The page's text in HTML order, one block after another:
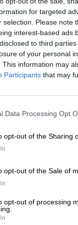
for targeted
selection. Please note
interest-based ads
to third
of your personal
This information may
Participants that may
Data Processing Opt
opt-out of the Sharing
opt-out of the Sale of
opt-out of processing
de la
texto, que es la
, resalta el
Borrell , que
de los
Está
y